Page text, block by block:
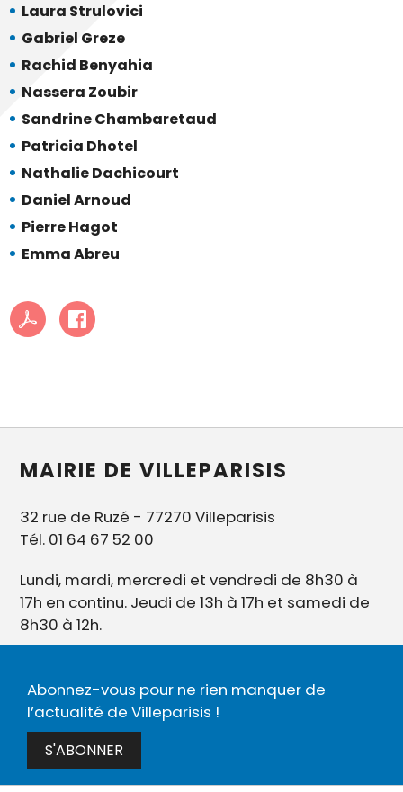
Laura Strulovici
Gabriel Greze
Rachid Benyahia
Nassera Zoubir
Sandrine Chambaretaud
Patricia Dhotel
Nathalie Dachicourt
Daniel Arnoud
Pierre Hagot
Emma Abreu
MAIRIE DE VILLEPARISIS
32 rue de Ruzé - 77270 Villeparisis
Tél. 01 64 67 52 00
Lundi, mardi, mercredi et vendredi de 8h30 à
17h en continu. Jeudi de 13h à 17h et samedi de
8h30 à 12h.
Abonnez-vous pour ne rien manquer de
l’actualité de Villeparisis !
S'ABONNER